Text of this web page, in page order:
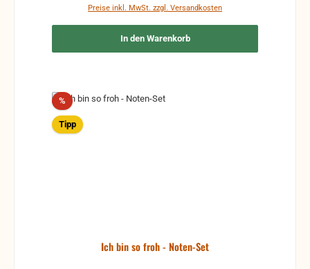
Preise inkl. MwSt. zzgl. Versandkosten
In den Warenkorb
%Rabatt
Tipp
Ich bin so froh - Noten-Set